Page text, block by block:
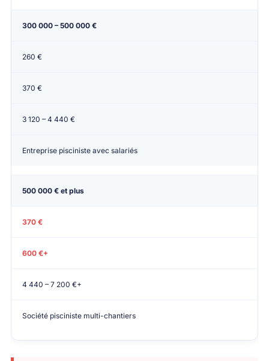
300 000 – 500 000 €
260 €
370 €
3 120 – 4 440 €
Entreprise pisciniste avec salariés
500 000 € et plus
370 €
600 €+
4 440 – 7 200 €+
Société pisciniste multi-chantiers